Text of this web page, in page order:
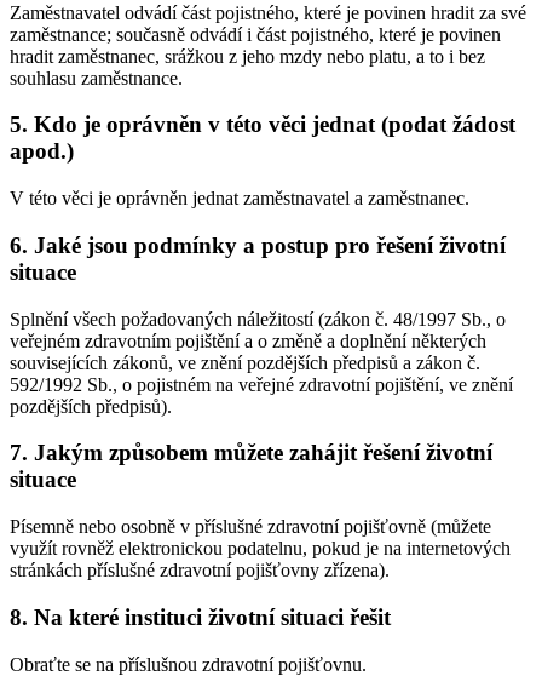
Zaměstnavatel odvádí část pojistného, které je povinen hradit za své
zaměstnance; současně odvádí i část pojistného, které je povinen
hradit zaměstnanec, srážkou z jeho mzdy nebo platu, a to i bez
souhlasu zaměstnance.
5. Kdo je oprávněn v této věci jednat (podat žádost
apod.)
V této věci je oprávněn jednat zaměstnavatel a zaměstnanec.
6. Jaké jsou podmínky a postup pro řešení životní
situace
Splnění všech požadovaných náležitostí (zákon č. 48/1997 Sb., o
veřejném zdravotním pojištění a o změně a doplnění některých
souvisejících zákonů, ve znění pozdějších předpisů a zákon č.
592/1992 Sb., o pojistném na veřejné zdravotní pojištění, ve znění
pozdějších předpisů).
7. Jakým způsobem můžete zahájit řešení životní
situace
Písemně nebo osobně v příslušné zdravotní pojišťovně (můžete
využít rovněž elektronickou podatelnu, pokud je na internetových
stránkách příslušné zdravotní pojišťovny zřízena).
8. Na které instituci životní situaci řešit
Obraťte se na příslušnou zdravotní pojišťovnu.